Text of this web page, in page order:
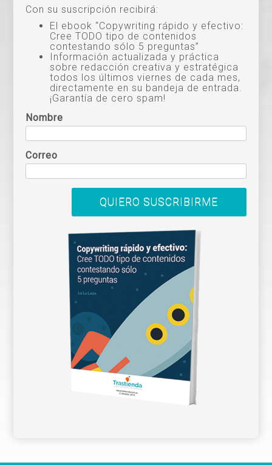
Con su suscripción recibirá:
El ebook “Copywriting rápido y efectivo:
Cree TODO tipo de contenidos
contestando sólo 5 preguntas”
Información actualizada y práctica
sobre redacción creativa y estratégica
todos los últimos viernes de cada mes,
directamente en su bandeja de entrada.
¡Garantía de cero spam!
Nombre
Correo